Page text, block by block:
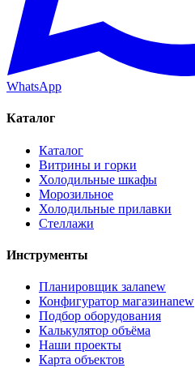
WhatsApp
Каталог
Каталог
Витрины и горки
Холодильные шкафы
Морозильное
Холодильные прилавки
Стеллажи
Инструменты
Планировщик залаnew
Конфигуратор магазинаnew
Подбор оборудования
Калькулятор объёма
Наши проекты
Карта объектов